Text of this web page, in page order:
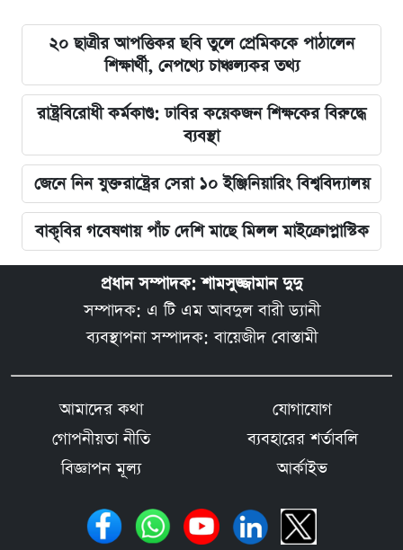
২০ ছাত্রীর আপত্তিকর ছবি তুলে প্রেমিককে পাঠালেন
শিক্ষার্থী, নেপথ্যে চাঞ্চল্যকর তথ্য
রাষ্ট্রবিরোধী কর্মকাণ্ড: ঢাবির কয়েকজন শিক্ষকের বিরুদ্ধে
ব্যবস্থা
জেনে নিন যুক্তরাষ্ট্রের সেরা ১০ ইঞ্জিনিয়ারিং বিশ্ববিদ্যালয়
বাকৃবির গবেষণায় পাঁচ দেশি মাছে মিলল মাইক্রোপ্লাস্টিক
প্রধান সম্পাদক: শামসুজ্জামান দুদু
সম্পাদক: এ টি এম আবদুল বারী ড্যানী
ব্যবস্থাপনা সম্পাদক: বায়েজীদ বোস্তামী
আমাদের কথা
যোগাযোগ
গোপনীয়তা নীতি
ব্যবহারের শর্তাবলি
বিজ্ঞাপন মূল্য
আর্কাইভ